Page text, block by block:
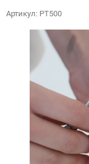
Артикул: PT500